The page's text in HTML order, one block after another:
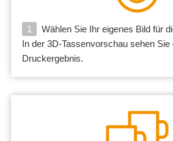
1
Wählen Sie Ihr eigenes Bild für
In der 3D-Tassenvorschau sehen
Druckergebnis.